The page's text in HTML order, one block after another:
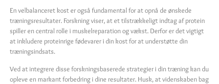
En velbalanceret kost er også fundamental for at opnå de ønskede
træningsresultater. Forskning viser, at et tilstrækkeligt indtag af protein
spiller en central rolle i muskelreparation og vækst. Derfor er det vigtigt
at inkludere proteinrige fødevarer i din kost for at understøtte din
træningsindsats.
Ved at integrere disse forskningsbaserede strategier i din træning kan du
opleve en markant forbedring i dine resultater. Husk, at videnskaben bag